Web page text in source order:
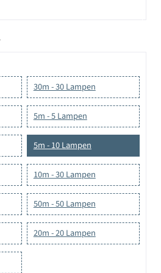
30m - 30 Lampen
5m - 5 Lampen
5m - 10 Lampen
10m - 30 Lampen
50m - 50 Lampen
20m - 20 Lampen